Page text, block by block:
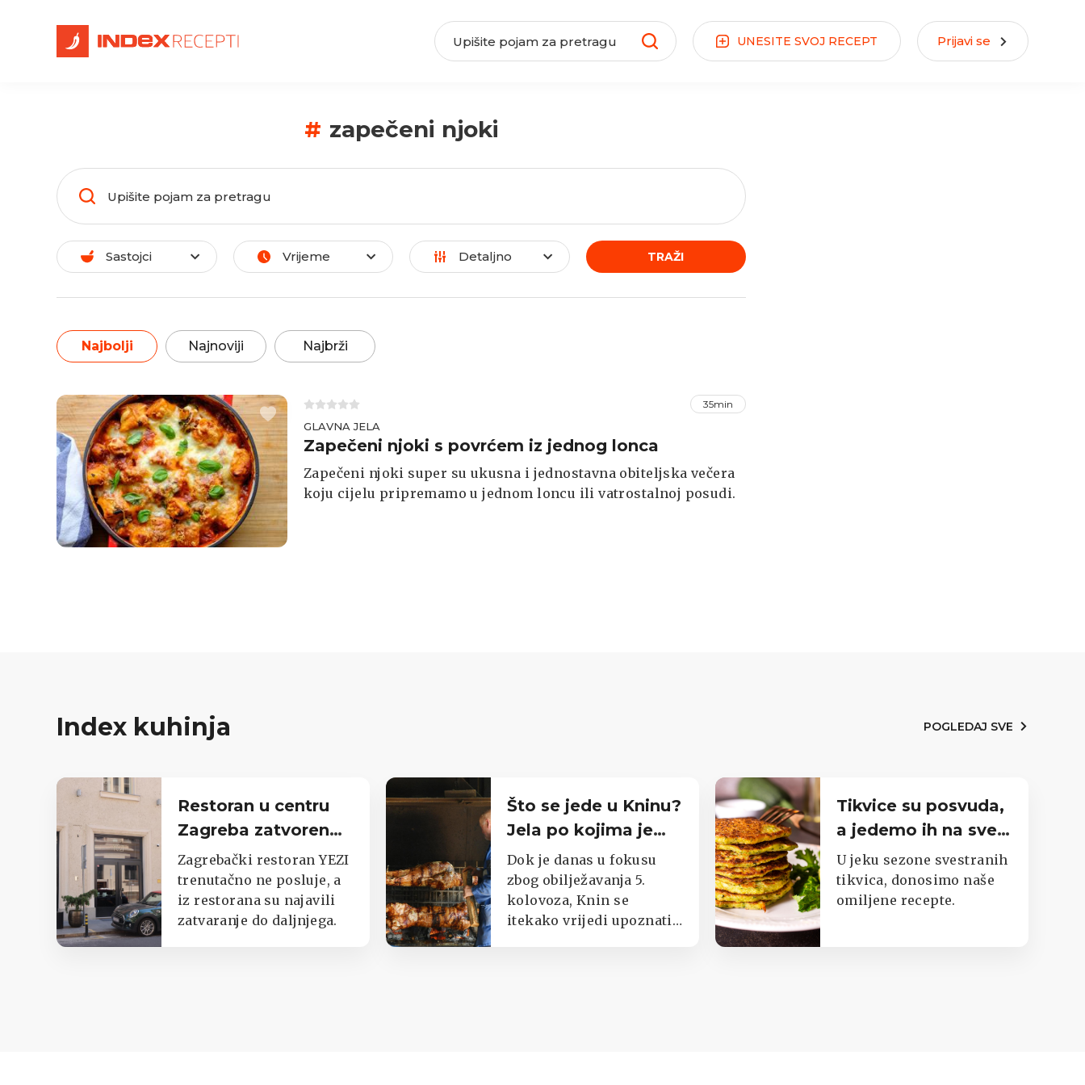
UNESITE SVOJ RECEPT Prijavi se
# zapečeni njoki
Sastojci Vrijeme Detaljno TRAŽI
Najbolji Najnoviji Najbrži
35min
GLAVNA JELA
Zapečeni njoki s povrćem iz jednog lonca
Zapečeni njoki super su ukusna i jednostavna obiteljska večera
koju cijelu pripremamo u jednom loncu ili vatrostalnoj posudi.
Index kuhinja POGLEDAJ SVE
Restoran u centru
Zagreba zatvoren
do daljnjega,
oglasili se iz lokala
Zagrebački restoran YEZI
trenutačno ne posluje, a
iz restorana su najavili
zatvaranje do daljnjega.
Što se jede u Kninu?
Jela po kojima je
poznat cijeli kraj
Dok je danas u fokusu
zbog obilježavanja 5.
kolovoza, Knin se
itekako vrijedi upoznati i
Tikvice su posvuda,
a jedemo ih na sve
moguće načine.
Imamo top listu
U jeku sezone svestranih
tikvica, donosimo naše
omiljene recepte.